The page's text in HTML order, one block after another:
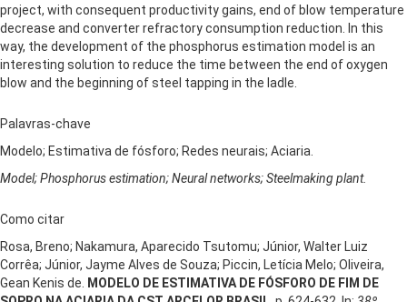
project, with consequent productivity gains, end of blow temperature
decrease and converter refractory consumption reduction. In this
way, the development of the phosphorus estimation model is an
interesting solution to reduce the time between the end of oxygen
blow and the beginning of steel tapping in the ladle.
Palavras-chave
Modelo; Estimativa de fósforo; Redes neurais; Aciaria.
Model; Phosphorus estimation; Neural networks; Steelmaking plant.
Como citar
Rosa, Breno; Nakamura, Aparecido Tsutomu; Júnior, Walter Luiz
Corrêa; Júnior, Jayme Alves de Souza; Piccin, Letícia Melo; Oliveira,
Gean Kenis de.
MODELO DE ESTIMATIVA DE FÓSFORO DE FIM DE